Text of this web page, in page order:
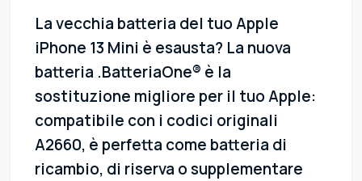
La vecchia batteria del tuo Apple
iPhone 13 Mini è esausta? La nuova
batteria .BatteriaOne® è la
sostituzione migliore per il tuo Apple:
compatibile con i codici originali
A2660, è perfetta come batteria di
ricambio, di riserva o supplementare